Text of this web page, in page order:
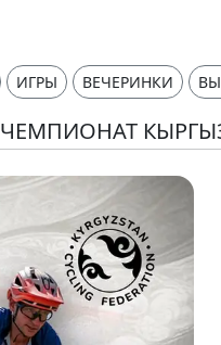
ИГРЫ ВЕЧЕРИНКИ
ЧЕМПИОНАТ